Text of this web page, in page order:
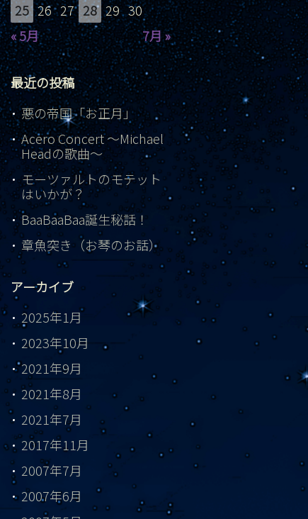
25 26 27 28 29 30
« 5月
7月 »
最近の投稿
悪の帝国「お正月」
Acero Concert ～Michael
Headの歌曲～
モーツァルトのモテット
はいかが？
BaaBaaBaa誕生秘話！
章魚突き（お琴のお話）
アーカイブ
2025年1月
2023年10月
2021年9月
2021年8月
2021年7月
2017年11月
2007年7月
2007年6月